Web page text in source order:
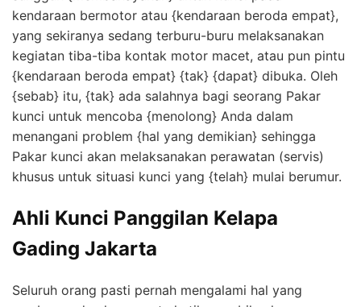
kendaraan bermotor atau {kendaraan beroda empat},
yang sekiranya sedang terburu-buru melaksanakan
kegiatan tiba-tiba kontak motor macet, atau pun pintu
{kendaraan beroda empat} {tak} {dapat} dibuka. Oleh
{sebab} itu, {tak} ada salahnya bagi seorang Pakar
kunci untuk mencoba {menolong} Anda dalam
menangani problem {hal yang demikian} sehingga
Pakar kunci akan melaksanakan perawatan (servis)
khusus untuk situasi kunci yang {telah} mulai berumur.
Ahli Kunci Panggilan Kelapa
Gading Jakarta
Seluruh orang pasti pernah mengalami hal yang